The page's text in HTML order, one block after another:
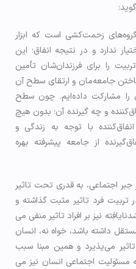
زحمت‌‌کشی است که ابزار
ندارد و در نتیجه انفاق؛ این
را برای فرزندان‌‌شان تأمین
جامعه‌‌مان و ارتقای سطح آن
را مشارکت داده‌ایم. چون سطح
و چه گیرنده آن؛ بدون هیچ
با توجه به زندگی و
از جامعه پیشرفته بهره
جبر اجتماعی، به قدری تحت تاثیر
فرد تاثیر مثبت گذاشته و
نیز بر افراد تاثیر منفی می­‌
داشته باشد، خواه نه، انسان
می‌­پذیرد و همین مبنا سبب
مسئولیت اجتماعی انسان نیز می­‌